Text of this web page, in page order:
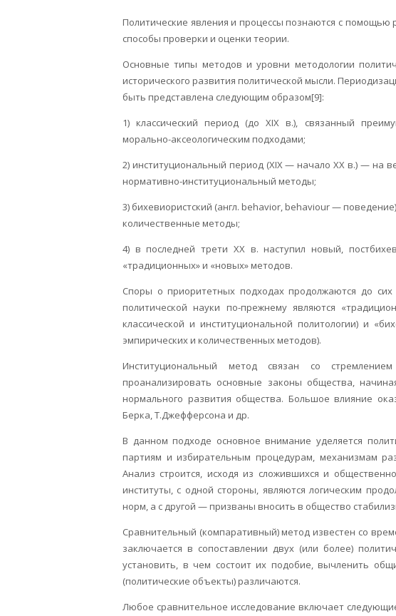
Политические явления и процессы познаются с
способы проверки и оценки теории.
Основные типы методов и уровни методологии
исторического развития политической мысли.
быть представлена следующим образом[9]:
1) классический период (до XIX в.), связанный
морально-аксеологическим подходами;
2) институциональный период (XIX — начало XX в.) — на
нормативно-институциональный методы;
3) бихевиористский (англ. behavior, behaviour —
количественные методы;
4) в последней трети XX в. наступил новый,
«традиционных» и «новых» методов.
Споры о приоритетных подходах продолжаются до
политической науки по-прежнему являются
классической и институциональной политологии) и
эмпирических и количественных методов).
Институциональный метод связан со
проанализировать основные законы общества,
нормального развития общества. Большое влияние
Берка, Т.Джефферсона и др.
В данном подходе основное внимание уделяется
партиям и избирательным процедурам, механизмам
Анализ строится, исходя из сложившихся и
институты, с одной стороны, являются логическим
норм, а с другой — призваны вносить в общество
Сравнительный (компаративный) метод известен со
заключается в сопоставлении двух (или более)
установить, в чем состоит их подобие, вычленить
(политические объекты) различаются.
Любое сравнительное исследование включает